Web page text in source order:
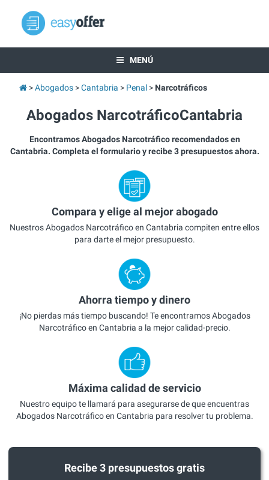
MENÚ
Abogados Cantabria Penal Narcotráficos
Abogados NarcotráficoCantabria
Encontramos Abogados Narcotráfico recomendados en
Cantabria. Completa el formulario y recibe 3 presupuestos ahora.
Compara y elige al mejor abogado
Nuestros Abogados Narcotráfico en Cantabria compiten entre ellos
para darte el mejor presupuesto.
Ahorra tiempo y dinero
¡No pierdas más tiempo buscando! Te encontramos Abogados
Narcotráfico en Cantabria a la mejor calidad-precio.
Máxima calidad de servicio
Nuestro equipo te llamará para asegurarse de que encuentras
Abogados Narcotráfico en Cantabria para resolver tu problema.
Recibe 3 presupuestos gratis